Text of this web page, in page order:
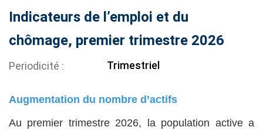
Indicateurs de l’emploi et du
chômage, premier trimestre 2026
Periodicité Trimestriel
Augmentation du nombre d’actifs
Au premier trimestre 2026, la population active a